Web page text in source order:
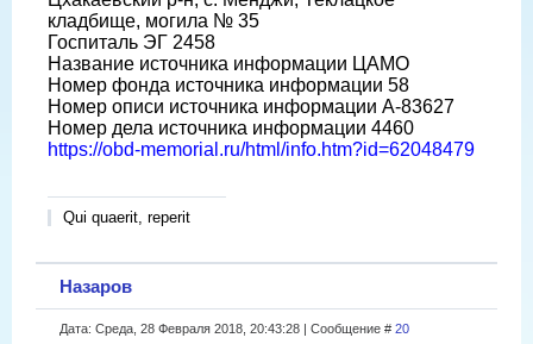
кладбище, могила № 35
Госпиталь ЭГ 2458
Название источника информации ЦАМО
Номер фонда источника информации 58
Номер описи источника информации А-83627
Номер дела источника информации 4460
https://obd-memorial.ru/html/info.htm?id=62048479
Qui quaerit, reperit
Назаров
Дата: Среда, 28 Февраля 2018, 20:43:28 | Сообщение # 20